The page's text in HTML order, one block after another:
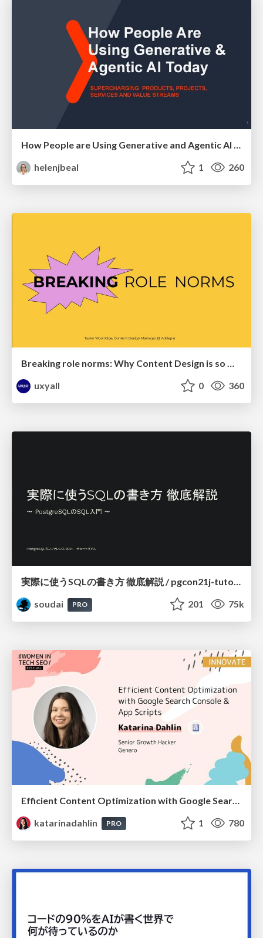
helenjbeal
1 260
Breaking role norms: Why Content Design is so much more than writing copy - Taylor Woolridge
uxyall
0 360
実際に使うSQLの書き方 徹底解説 / pgcon21j-tutorial
soudai
PRO 201 75k
Efficient Content Optimization with Google Search Console & Apps Script
katarinadahlin
PRO 1 780